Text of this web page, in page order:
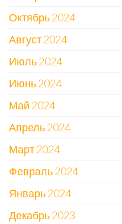
Октябрь 2024
Август 2024
Июль 2024
Июнь 2024
Май 2024
Апрель 2024
Март 2024
Февраль 2024
Январь 2024
Декабрь 2023